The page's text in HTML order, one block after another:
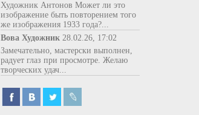
Художник Антонов Может ли это
изображение быть повторением того
же изображения 1933 года?...
Вова Художник 28.02.26, 17:02
Замечательно, мастерски выполнен,
радует глаз при просмотре. Желаю
творческих удач...